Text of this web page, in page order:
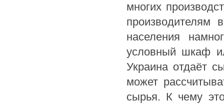
многих
производителям
населения
условный шкаф
Украина отдаёт
может
сырья. К чему